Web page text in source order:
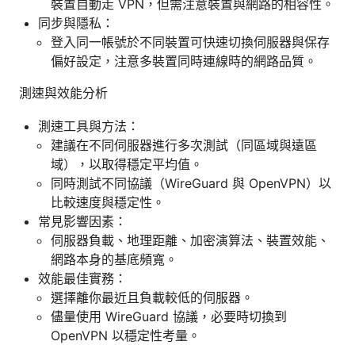
裝置自動走 VPN，但需注意裝置與網路的相容性。
同步與隱私：
登入同一帳號於不同裝置可快速切換伺服器與保存
偏好設定，注意多裝置同時連線時的網路品質。
測速與效能分析
測速工具與方法：
建議在不同伺服器進行多次測試（同區域與遠區
域），以取得穩定平均值。
同時測試不同協議（WireGuard 與 OpenVPN）以
比較速度與穩定性。
常見影響因素：
伺服器負載、地理距離、加密演算法、裝置效能、
網路本身的基底頻寬。
效能最佳實務：
選擇離你最近且負載較低的伺服器。
儘量使用 WireGuard 協議，必要時切換到
OpenVPN 以穩定性考量。